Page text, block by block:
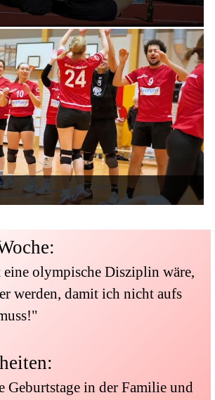
eine olympische Disziplin wäre,
werden, damit ich nicht aufs
Geburtstage in der Familie und